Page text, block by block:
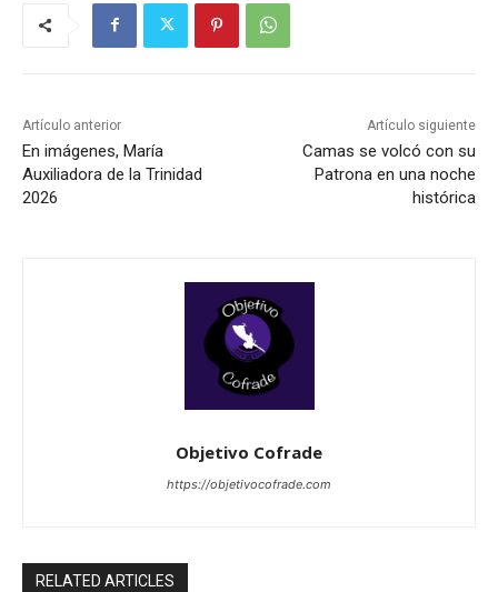
Artículo anterior
En imágenes, María
Auxiliadora de la Trinidad
2026
Artículo siguiente
Camas se volcó con su
Patrona en una noche
histórica
Objetivo Cofrade
https://objetivocofrade.com
RELATED ARTICLES